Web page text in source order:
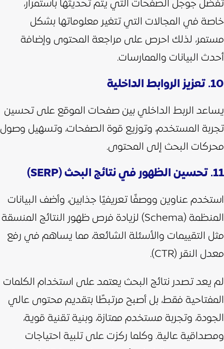
تفضل جوجل الصفحات التي يتم تحديثها باستمرار،
خاصة في المجالات التي تتغير معلوماتها بشكل
مستمر، لذلك احرص على مراجعة المحتوى وإضافة
أحدث البيانات والممارسات.
10. تعزيز الروابط الداخلية
يساعد الربط الداخلي بين صفحات الموقع على تحسين
تجربة المستخدم، وتوزيع قوة الصفحات، وتسهيل وصول
محركات البحث إلى المحتوى.
11. تحسين الظهور في نتائج البحث (SERP)
استخدم عناوين ووصفًا تعريفيًا جذابين، وأضف البيانات
المنظمة (Schema) لزيادة فرص ظهور النتائج المنسقة
مثل التقييمات والأسئلة الشائعة، مما يساهم في رفع
معدل النقر (CTR).
لم يعد تصدر نتائج البحث يعتمد على استخدام الكلمات
المفتاحية فقط، بل أصبح مرتبطًا بتقديم محتوى عالي
الجودة، وتجربة مستخدم ممتازة، وبنية تقنية قوية،
ومصداقية عالية. وكلما ركزت على تلبية احتياجات